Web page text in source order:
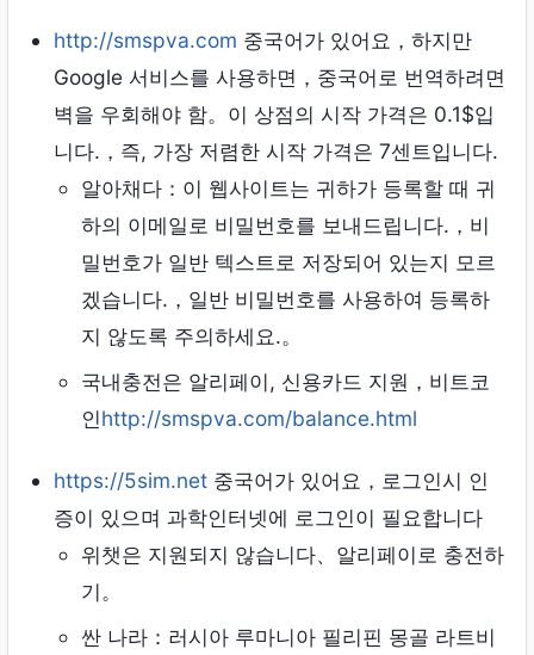
http://smspva.com 중국어가 있어요，하지만
Google 서비스를 사용하면，중국어로 번역하려면
벽을 우회해야 함。이 상점의 시작 가격은 0.1$입
니다.，즉, 가장 저렴한 시작 가격은 7센트입니다.
알아채다：이 웹사이트는 귀하가 등록할 때 귀
하의 이메일로 비밀번호를 보내드립니다.，비
밀번호가 일반 텍스트로 저장되어 있는지 모르
겠습니다.，일반 비밀번호를 사용하여 등록하
지 않도록 주의하세요.。
국내충전은 알리페이, 신용카드 지원，비트코
인http://smspva.com/balance.html
https://5sim.net 중국어가 있어요，로그인시 인
증이 있으며 과학인터넷에 로그인이 필요합니다
위챗은 지원되지 않습니다、알리페이로 ​​충전하
기。
싼 나라：러시아 루마니아 필리핀 몽골 라트비